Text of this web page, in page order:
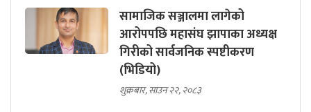
सामाजिक सञ्जालमा लागेको
आरोपपछि महासंघ झापाका अध्यक्ष
गिरीको सार्वजनिक स्पष्टीकरण
(भिडियो)
शुक्रबार, साउन २२, २०८३